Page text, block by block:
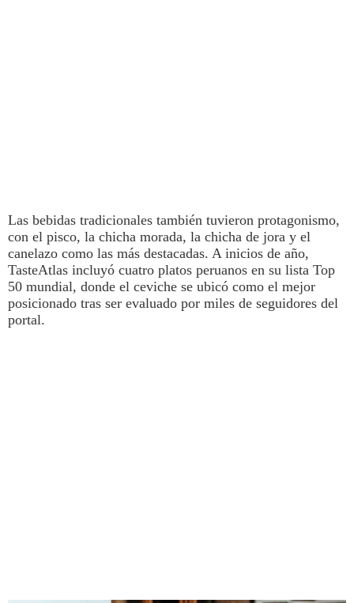
Las bebidas tradicionales también tuvieron protagonismo,
con el pisco, la chicha morada, la chicha de jora y el
canelazo como las más destacadas. A inicios de año,
TasteAtlas incluyó cuatro platos peruanos en su lista Top
50 mundial, donde el ceviche se ubicó como el mejor
posicionado tras ser evaluado por miles de seguidores del
portal.